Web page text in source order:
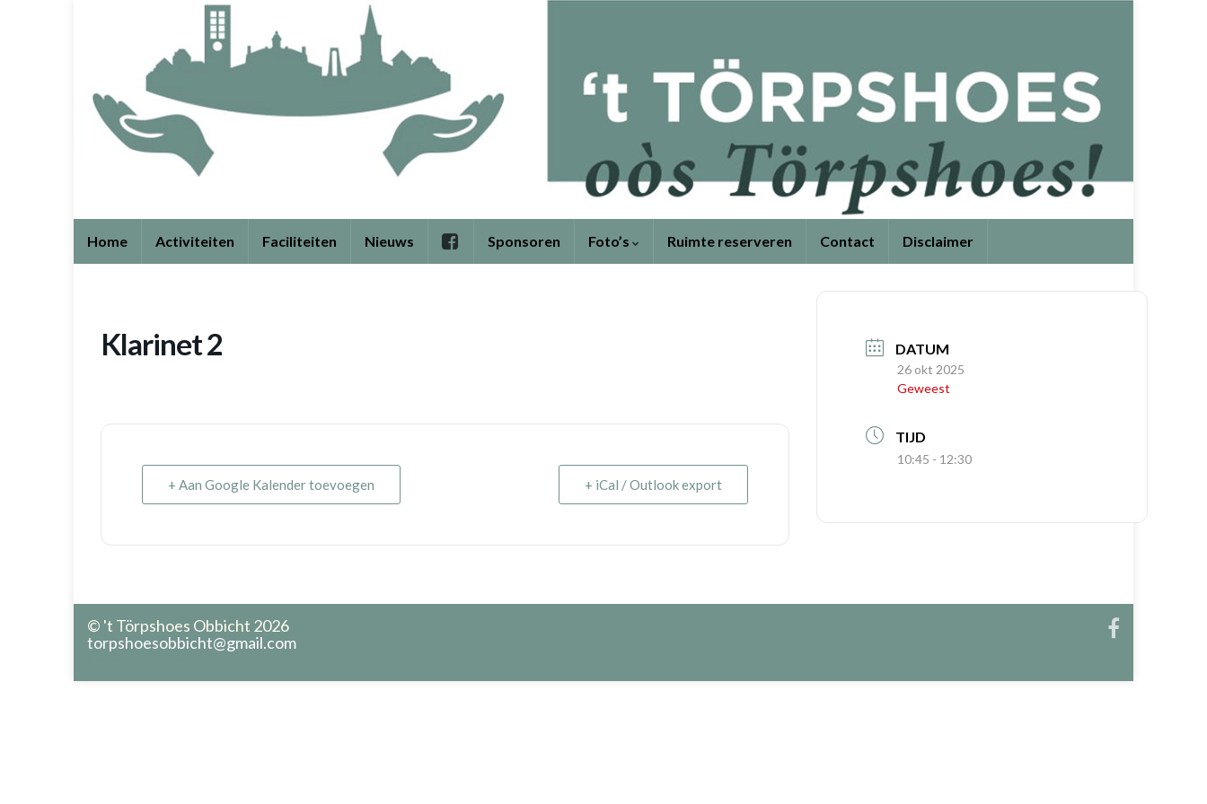
Home Activiteiten Faciliteiten Nieuws Sponsoren Foto’s Ruimte reserveren Contact Disclaimer
Klarinet 2
+ Aan Google Kalender toevoegen + iCal / Outlook export
DATUM
26 okt 2025
Geweest
TIJD
10:45 - 12:30
© 't Törpshoes Obbicht 2026
torpshoesobbicht@gmail.com